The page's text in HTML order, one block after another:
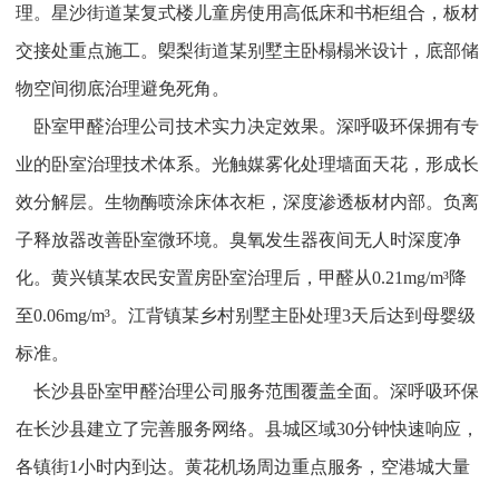
理。星沙街道某复式楼儿童房使用高低床和书柜组合，板材
交接处重点施工。㮾梨街道某别墅主卧榻榻米设计，底部储
物空间彻底治理避免死角。
卧室甲醛治理公司技术实力决定效果。深呼吸环保拥有专
业的卧室治理技术体系。光触媒雾化处理墙面天花，形成长
效分解层。生物酶喷涂床体衣柜，深度渗透板材内部。负离
子释放器改善卧室微环境。臭氧发生器夜间无人时深度净
化。黄兴镇某农民安置房卧室治理后，甲醛从0.21mg/m³降
至0.06mg/m³。江背镇某乡村别墅主卧处理3天后达到母婴级
标准。
长沙县卧室甲醛治理公司服务范围覆盖全面。深呼吸环保
在长沙县建立了完善服务网络。县城区域30分钟快速响应，
各镇街1小时内到达。黄花机场周边重点服务，空港城大量